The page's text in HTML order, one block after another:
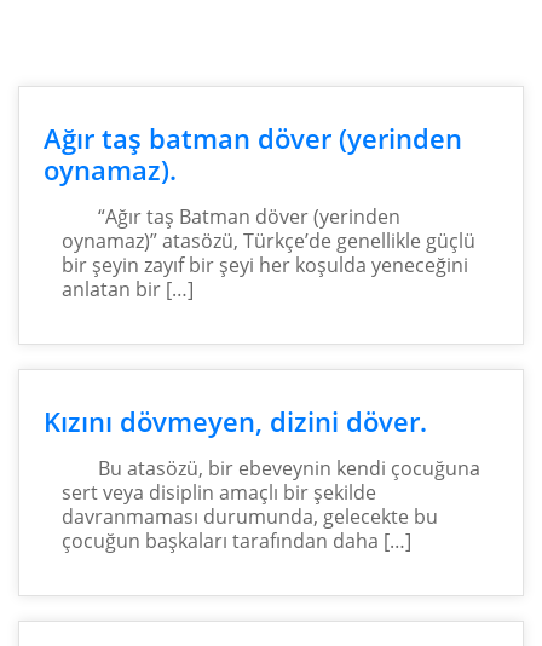
Ağır taş batman döver (yerinden
oynamaz).
“Ağır taş Batman döver (yerinden
oynamaz)” atasözü, Türkçe’de genellikle güçlü
bir şeyin zayıf bir şeyi her koşulda yeneceğini
anlatan bir […]
Kızını dövmeyen, dizini döver.
Bu atasözü, bir ebeveynin kendi çocuğuna
sert veya disiplin amaçlı bir şekilde
davranmaması durumunda, gelecekte bu
çocuğun başkaları tarafından daha […]